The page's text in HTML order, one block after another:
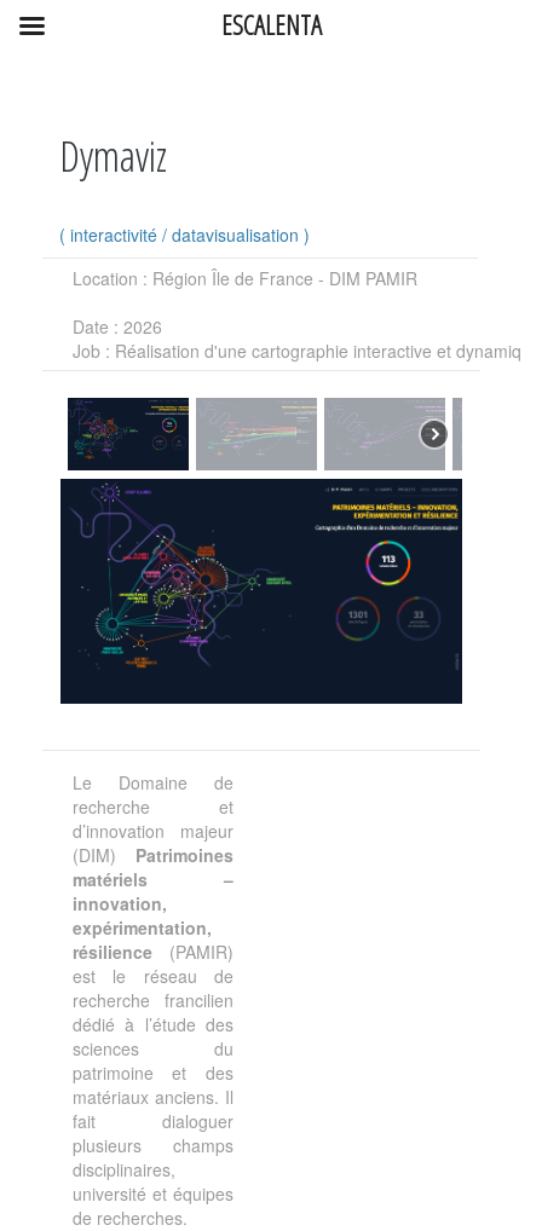
Dymaviz
( interactivité / datavisualisation )
Location : Région Île de France - DIM PAMIR
Date : 2026
Job : Réalisation d'une cartographie interactive et dynamique
Le Domaine de
recherche et
d’innovation majeur
(DIM) Patrimoines
matériels –
innovation,
expérimentation,
résilience (PAMIR)
est le réseau de
recherche francilien
dédié à l’étude des
sciences du
patrimoine et des
matériaux anciens. Il
fait dialoguer
plusieurs champs
disciplinaires,
université et équipes
de recherches.
ESCALENTA